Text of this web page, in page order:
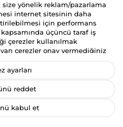
yönelik reklam/pazarlama
internet sitesinin daha
için performans
üçüncü taraf iş
çerezler kullanılmak
çerezler onay vermediğiniz
gerçekleştirilmesi,
üzere diğer tercihlerinizin siteye
“Kabul Et
ayarları
reddet
kabul et